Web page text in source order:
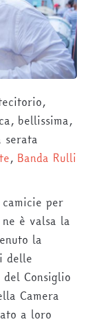
bellissima,
serata
, Banda Rulli
per
è valsa la
la
delle
Consiglio
Camera
a loro